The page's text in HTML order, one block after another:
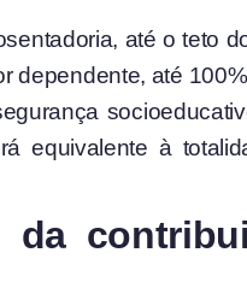
até o teto
dependente, até
equivalente à
da